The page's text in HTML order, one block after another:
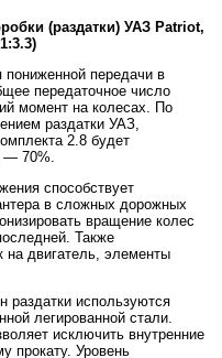
(раздатки) УАЗ Patriot,
пониженной передачи в
передаточное число
момент на колесах. По
раздатки УАЗ,
2.8 будет
— 70%.
способствует
в сложных дорожных
вращение колес
Также
на двигатель, элементы
раздатки используются
легированной стали.
исключить внутренние
прокату. Уровень